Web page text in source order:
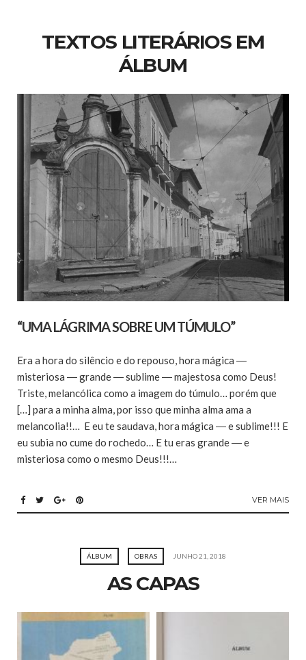
TEXTOS LITERÁRIOS EM
ÁLBUM
“UMA LÁGRIMA SOBRE UM TÚMULO”
Era a hora do silêncio e do repouso, hora mágica ―
misteriosa ― grande ― sublime ― majestosa como Deus!
Triste, melancólica como a imagem do túmulo… porém que
[…] para a minha alma, por isso que minha alma ama a
melancolia!!… E eu te saudava, hora mágica ― e sublime!!! E
eu subia no cume do rochedo… E tu eras grande ― e
misteriosa como o mesmo Deus!!!…
VER MAIS
ÁLBUM OBRAS JUNHO 21, 2018
AS CAPAS